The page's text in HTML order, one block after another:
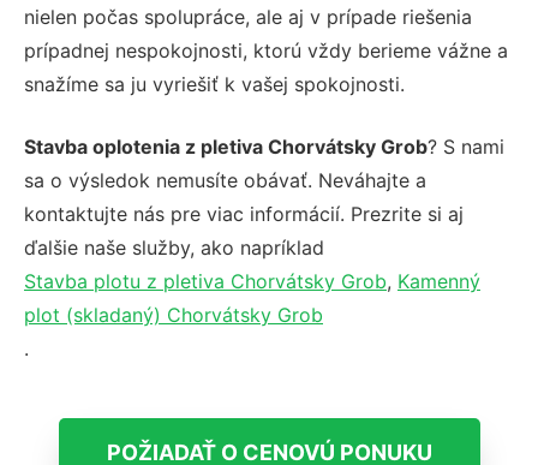
nielen počas spolupráce, ale aj v prípade riešenia
prípadnej nespokojnosti, ktorú vždy berieme vážne a
snažíme sa ju vyriešiť k vašej spokojnosti.
Stavba oplotenia z pletiva Chorvátsky Grob? S nami
sa o výsledok nemusíte obávať. Neváhajte a
kontaktujte nás pre viac informácií. Prezrite si aj
ďalšie naše služby, ako napríklad
Stavba plotu z pletiva Chorvátsky Grob, Kamenný
plot (skladaný) Chorvátsky Grob
.
POŽIADAŤ O CENOVÚ PONUKU